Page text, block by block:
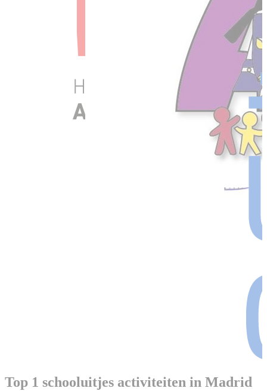
Top 1 schooluitjes activiteiten in Madrid